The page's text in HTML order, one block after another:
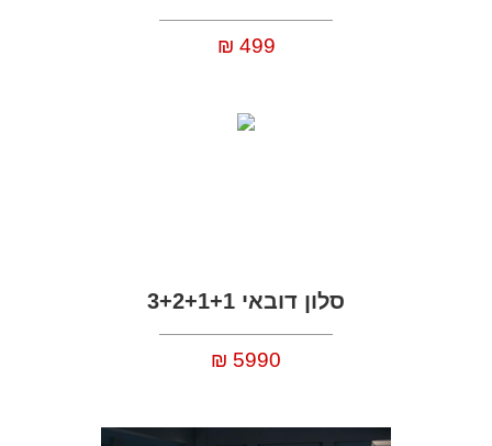
499
₪
סלון דובאי 3+2+1+1
5990
₪